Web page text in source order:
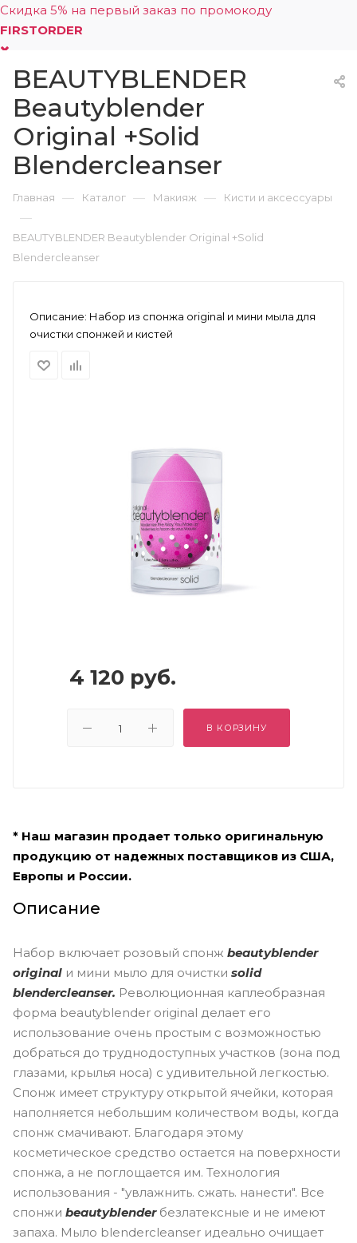
Скидка 5% на первый заказ по промокоду
FIRSTORDER
0
BEAUTYBLENDER
Beautyblender
Original +Solid
Blendercleanser
Главная — Каталог — Макияж — Кисти и аксессуары
—
BEAUTYBLENDER Beautyblender Original +Solid
Blendercleanser
Описание: Набор из спонжа original и мини мыла для
очистки спонжей и кистей
4 120 руб.
В КОРЗИНУ
* Наш магазин продает только оригинальную
продукцию от надежных поставщиков из США,
Европы и России.
Описание
Набор включает розовый спонж beautyblender
original и мини мыло для очистки solid
blendercleanser. Революционная каплеобразная
форма beautyblender original делает его
использование очень простым с возможностью
добраться до труднодоступных участков (зона под
глазами, крылья носа) с удивительной легкостью.
Cпонж имеет структуру открытой ячейки, которая
наполняется небольшим количеством воды, когда
спонж смачивают. Благодаря этому
косметическое средство остается на поверхности
спонжа, а не поглощается им. Технология
использования - "увлажнить. сжать. нанести". Все
спонжи beautyblenderбезлатексные и не имеют
запаха. Мыло blendercleanser идеально очищает